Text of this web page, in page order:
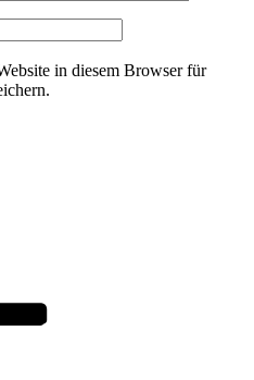
in diesem Browser für